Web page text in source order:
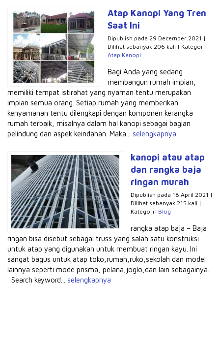
Atap Kanopi Yang Tren
Saat Ini
Dipublish pada 29 December 2021 |
Dilihat sebanyak 206 kali | Kategori:
Atap Kanopi
Bagi Anda yang sedang
membangun rumah impian,
memiliki tempat istirahat yang nyaman tentu merupakan
impian semua orang. Setiap rumah yang memberikan
kenyamanan tentu dilengkapi dengan komponen kerangka
rumah terbaik, misalnya dalam hal kanopi sebagai bagian
pelindung dan aspek keindahan. Maka... selengkapnya
kanopi atau atap
dan rangka baja
ringan murah
Dipublish pada 18 April 2021 |
Dilihat sebanyak 215 kali |
Kategori: Blog
rangka atap baja – Baja
ringan bisa disebut sebagai truss yang salah satu konstruksi
untuk atap yang digunakan untuk membuat ringan kayu. Ini
sangat bagus untuk atap toko,rumah,ruko,sekolah dan model
lainnya seperti mode prisma, pelana,joglo,dan lain sebagainya.
Search keyword... selengkapnya